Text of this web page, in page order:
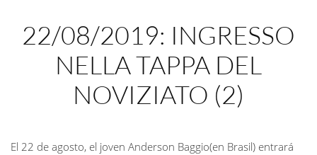
22/08/2019: INGRESSO
NELLA TAPPA DEL
NOVIZIATO (2)
El 22 de agosto, el joven Anderson Baggio(en Brasil) entrará